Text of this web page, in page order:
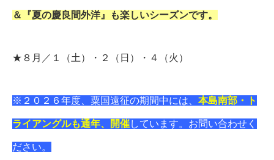
＆『夏の慶良間外洋』も楽しいシーズンです。
★８月／１（土）・２（日）・４（火）
※２０２６年度、粟国遠征の期間中には、 本島南部・ト
ライアングルも通年、開催しています。お問い合わせく
ださい。